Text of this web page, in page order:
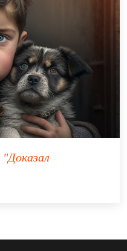
"Доказал